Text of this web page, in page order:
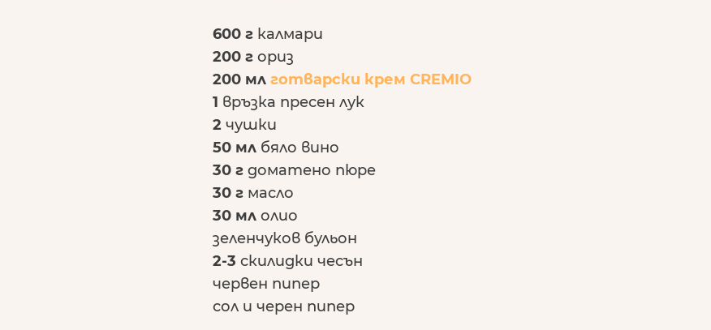
600 г калмари
200 г ориз
200 мл готварски крем CREMIO
1 връзка пресен лук
2 чушки
50 мл бяло вино
30 г доматено пюре
30 г масло
30 мл олио
зеленчуков бульон
2-3 скилидки чесън
червен пипер
сол и черен пипер